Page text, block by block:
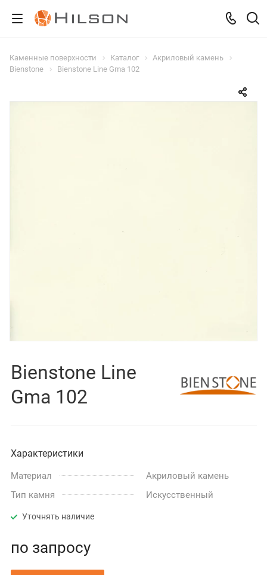
Каменные поверхности Каталог
Акриловый камень
Bienstone
Bienstone Line Gma 102
Bienstone Line
Gma 102
Характеристики
Материал
Акриловый камень
Тип камня
Искусственный
Уточнять наличие
по запросу